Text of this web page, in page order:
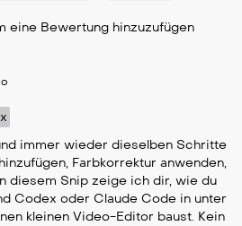
eine Bewertung hinzuzufügen
immer wieder dieselben Schritte
Farbkorrektur anwenden,
diesem Snip zeige ich dir, wie du
Codex oder Claude Code in unter
kleinen Video-Editor baust. Kein